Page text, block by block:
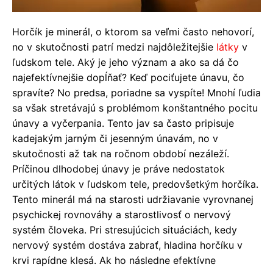
Horčík je minerál, o ktorom sa veľmi často nehovorí,
no v skutočnosti patrí medzi najdôležitejšie látky v
ľudskom tele. Aký je jeho význam a ako sa dá čo
najefektívnejšie dopĺňať? Keď pociťujete únavu, čo
spravíte? No predsa, poriadne sa vyspíte! Mnohí ľudia
sa však stretávajú s problémom konštantného pocitu
únavy a vyčerpania. Tento jav sa často pripisuje
kadejakým jarným či jesenným únavám, no v
skutočnosti až tak na ročnom období nezáleží.
Príčinou dlhodobej únavy je práve nedostatok
určitých látok v ľudskom tele, predovšetkým horčíka.
Tento minerál má na starosti udržiavanie vyrovnanej
psychickej rovnováhy a starostlivosť o nervový
systém človeka. Pri stresujúcich situáciách, kedy
nervový systém dostáva zabrať, hladina horčíku v
krvi rapídne klesá. Ak ho následne efektívne